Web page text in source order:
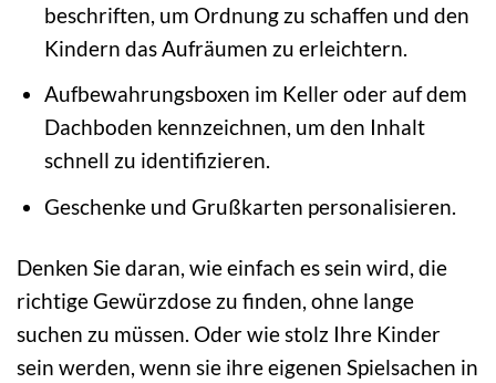
beschriften, um Ordnung zu schaffen und den
Kindern das Aufräumen zu erleichtern.
Aufbewahrungsboxen im Keller oder auf dem
Dachboden kennzeichnen, um den Inhalt
schnell zu identifizieren.
Geschenke und Grußkarten personalisieren.
Denken Sie daran, wie einfach es sein wird, die
richtige Gewürzdose zu finden, ohne lange
suchen zu müssen. Oder wie stolz Ihre Kinder
sein werden, wenn sie ihre eigenen Spielsachen in